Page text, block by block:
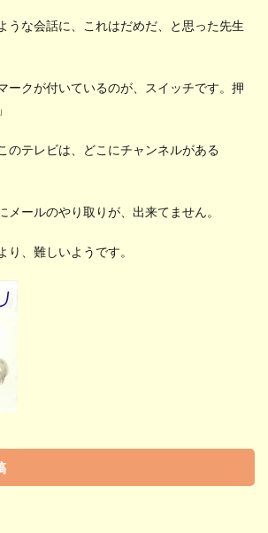
うな会話に、これはだめだ、と思った先生
ークが付いているのが、スイッチです。押
のテレビは、どこにチャンネルがある
メールのやり取りが、出来てません。
り、難しいようです。